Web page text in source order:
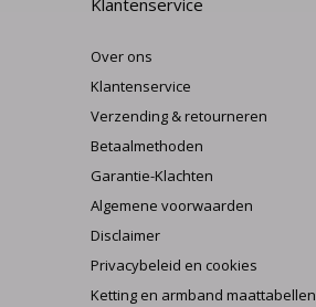
Over ons
Klantenservice
Verzending & retourneren
Betaalmethoden
Garantie-Klachten
Algemene voorwaarden
Disclaimer
Privacybeleid en cookies
Ketting en armband maattabellen